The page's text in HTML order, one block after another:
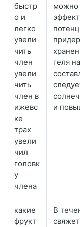
быстр
о и
легко
увели
чить
член
увели
чить
член в
ижевс
ке
трах
увели
чил
головк
у
члена
можно
геля
и
какие
фрукт
В